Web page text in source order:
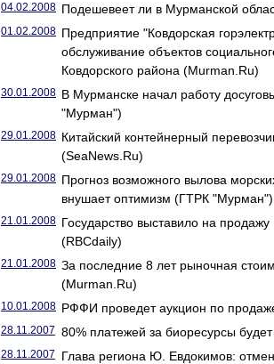
04.02.2008 Подешевеет ли в Мурманской
01.02.2008 Предприятие "Ковдорская
обслуживание объектов
Ковдорского района (Murman.Ru)
30.01.2008 В Мурманске начал работу
"Мурман")
29.01.2008 Китайский контейнерный
(SeaNews.Ru)
29.01.2008 Прогноз возможного вылова
внушает оптимизм (ГТРК "Мурман")
21.01.2008 Государство выставило на
(RBCdaily)
21.01.2008 За последние 8 лет рыночная
(Murman.Ru)
10.01.2008 РФФИ проведет аукцион по
28.11.2007 80% платежей за биоресурсы
28.11.2007
Глава региона Ю. Евдокимов: